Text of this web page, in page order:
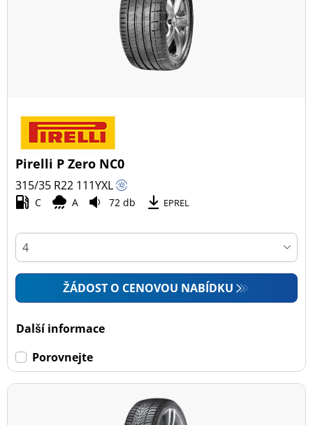
Pirelli P Zero NC0
315/35 R22 111YXL
C A 72 db EPREL
ŽÁDOST O CENOVOU NABÍDKU
Další informace
Porovnejte